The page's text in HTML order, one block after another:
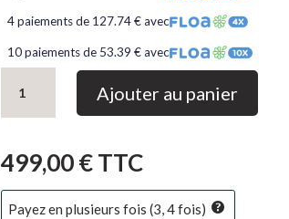
4 paiements de 127.74 € avec
10 paiements de 53.39 € avec
Lit
Letto
Ajouter au panier
499,00€TTC
Payez en plusieurs fois (3, 4 fois)